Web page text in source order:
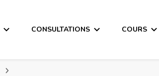
CONSULTATIONS COURS